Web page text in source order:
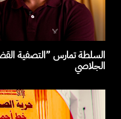
السلطة تمارس ”التصفية
الجلاصي